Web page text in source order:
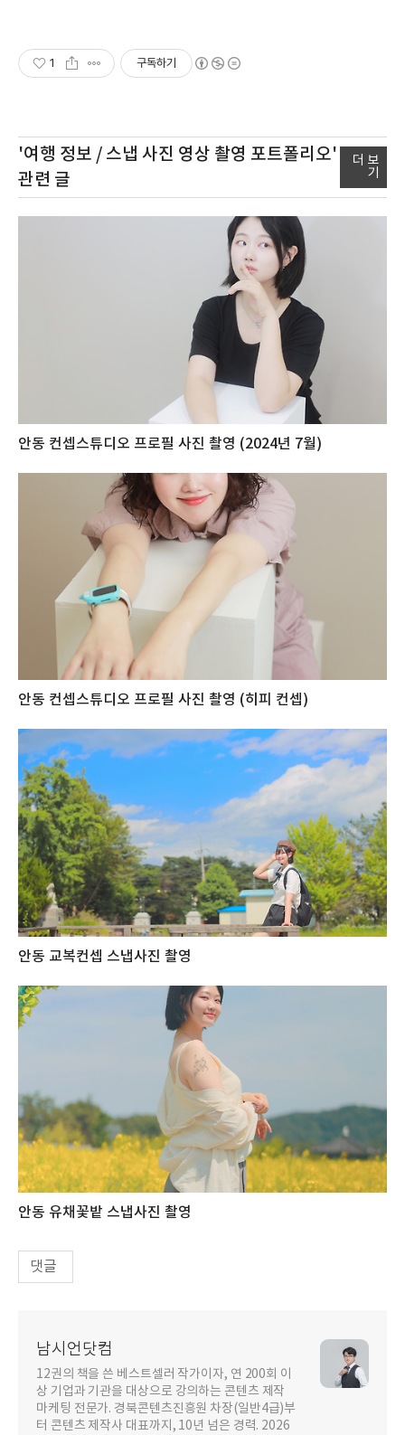
1 구독하기
'여행 정보 / 스냅 사진 영상 촬영 포트폴리오'
관련 글
더 보
기
안동 컨셉스튜디오 프로필 사진 촬영 (2024년 7월)
안동 컨셉스튜디오 프로필 사진 촬영 (히피 컨셉)
안동 교복컨셉 스냅사진 촬영
안동 유채꽃밭 스냅사진 촬영
댓글
남시언닷컴
12권의 책을 쓴 베스트셀러 작가이자, 연 200회 이
상 기업과 기관을 대상으로 강의하는 콘텐츠 제작
마케팅 전문가. 경북콘텐츠진흥원 차장(일반4급)부
터 콘텐츠 제작사 대표까지, 10년 넘은 경력. 2026